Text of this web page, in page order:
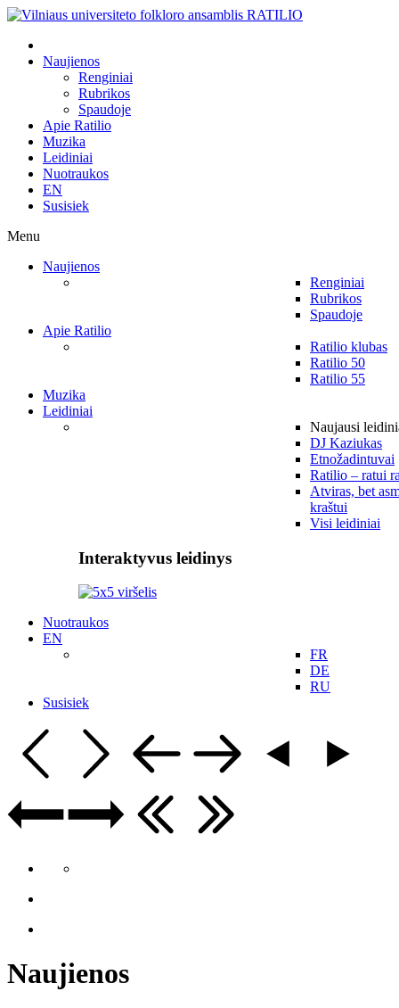
Naujienos
Renginiai
Rubrikos
Spaudoje
Apie Ratilio
Muzika
Leidiniai
Nuotraukos
EN
Susisiek
Menu
Naujienos
Renginiai
Rubrikos
Spaudoje
Apie Ratilio
Ratilio klubas
Ratilio 50
Ratilio 55
Muzika
Leidiniai
Naujausi
DJ Kaziukas
Etnožadintuvai
Ratilio – ratui
Atviras, bet
kraštui
Visi leidiniai
Interaktyvus leidinys
Nuotraukos
EN
FR
DE
RU
Susisiek
Naujienos